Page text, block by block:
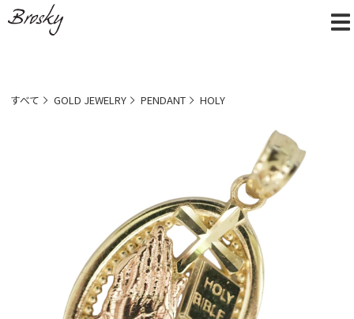
すべて GOLD JEWELRY PENDANT HOLY